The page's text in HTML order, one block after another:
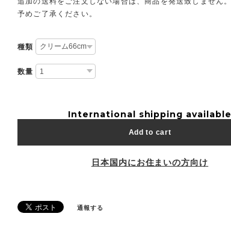
予めご了承ください。
種類
数量
International shipping available
Add to cart
日本国内にお住まいの方向け
通報する